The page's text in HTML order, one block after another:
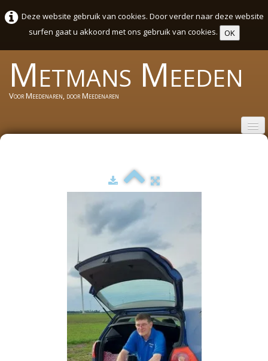
Deze website gebruik van cookies. Door verder naar deze website
surfen gaat u akkoord met ons gebruik van cookies.
OK
Metmans Meeden
Voor Meedenaren, door Meedenaren
Activiteiten Agenda Meeden
Sport en cultuurweek 2026